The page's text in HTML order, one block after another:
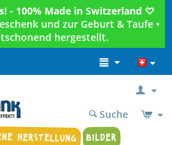
- 100% Made in Switzerland ♡
und zur Geburt & Taufe •
hergestellt.
HERSTELLUNG BILDER
Suche